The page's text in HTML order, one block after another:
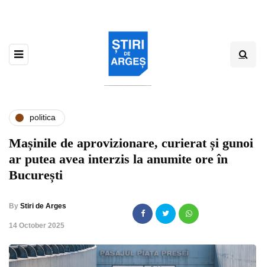
politica
Mașinile de aprovizionare, curierat și gunoi
ar putea avea interzis la anumite ore în
București
By Stiri de Arges
,14 October 2025